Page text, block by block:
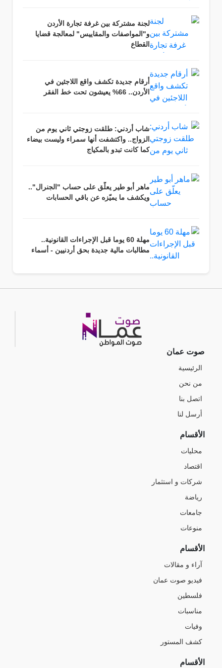
لجنة مشتركة بين غرفة تجارة الأردن
و"المواصفات والمقاييس" لمعالجة قضايا
القطاع
أرقام جديدة تكشف واقع اللاجئين في
الأردن.. 66% يعيشون تحت خط الفقر
شاب أردني: طلقت زوجتي ثاني يوم من
الزواج.. واكتشفت أنها سمراء وليست بيضاء
كما كانت تبدو بالمكياج
ماهر أبو طير يعلّق على حساب "الجنرال"..
ويكشف ما يميّزه عن باقي الحسابات
مهلة 60 يوما قبل الإجراءات القانونية..
مطالبات مالية جديدة بحق أردنيين - أسماء
صوت عمان
الرئيسية
من نحن
اتصل بنا
أرسل لنا
الأقسام
محليات
اقتصاد
شركات و استثمار
رياضة
جامعات
منوعات
الأقسام
آراء و مقالات
فيديو صوت عمان
فلسطين
مناسبات
وفيات
كشف المستور
الأقسام